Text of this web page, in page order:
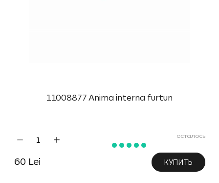
11008877 Anima interna furtun
осталось
60 Lei КУПИТЬ